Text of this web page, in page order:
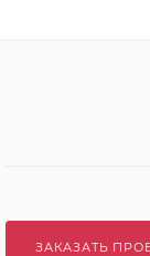
ЗАКАЗАТЬ